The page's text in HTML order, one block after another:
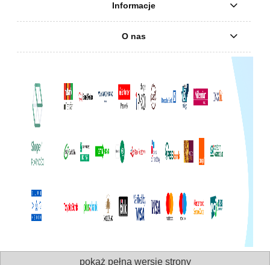
Informacje
O nas
pokaż pełną wersję strony